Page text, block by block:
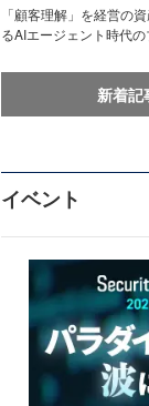
「顧客理解」を経営の
るAIエージェント時代
新着記
イベント